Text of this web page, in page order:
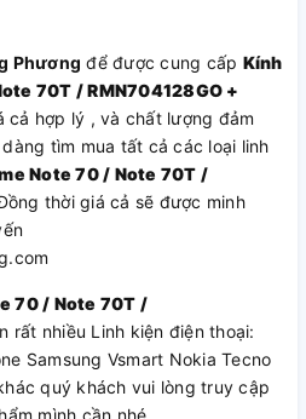
Phương để được cung cấp Kính
70T / RMN704128GO +
cả hợp lý , và chất lượng đảm
tìm mua tất cả các loại linh
Note 70 / Note 70T /
thời giá cả sẽ được minh
70 / Note 70T /
rất nhiều Linh kiện điện thoại:
Samsung Vsmart Nokia Tecno
quý khách vui lòng truy cập
mình cần nhé